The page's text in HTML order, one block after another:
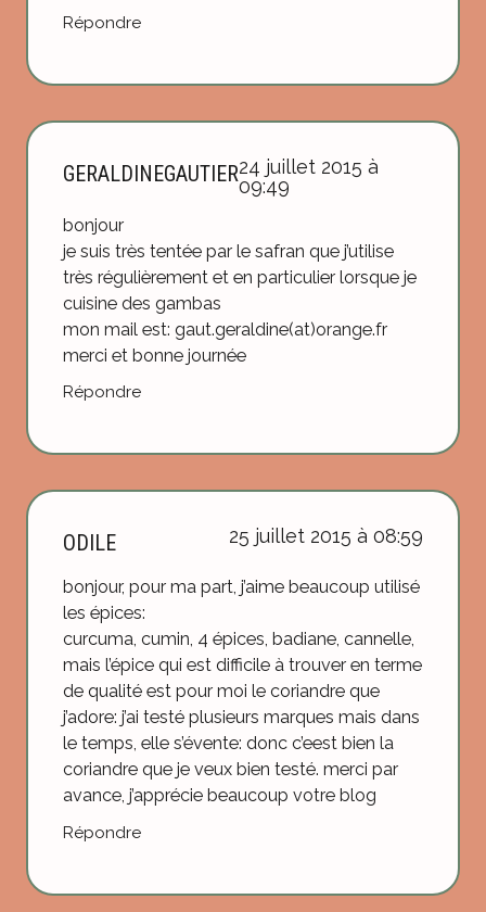
Répondre
GERALDINEGAUTIER24 juillet 2015 à
09:49
bonjour
je suis très tentée par le safran que j’utilise
très régulièrement et en particulier lorsque je
cuisine des gambas
mon mail est: gaut.geraldine(at)orange.fr
merci et bonne journée
Répondre
ODILE 25 juillet 2015 à 08:59
bonjour, pour ma part, j’aime beaucoup utilisé
les épices:
curcuma, cumin, 4 épices, badiane, cannelle,
mais l’épice qui est difficile à trouver en terme
de qualité est pour moi le coriandre que
j’adore: j’ai testé plusieurs marques mais dans
le temps, elle s’évente: donc c’eest bien la
coriandre que je veux bien testé. merci par
avance, j’apprécie beaucoup votre blog
Répondre